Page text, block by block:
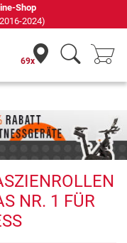
Shop
2024)
69x
NR. 1 FÜR